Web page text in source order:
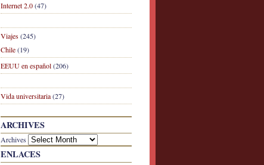
Internet 2.0(47)
Viajes(245)
Chile(19)
EEUU en español(206)
Vida universitaria(27)
ARCHIVES
Archives
ENLACES